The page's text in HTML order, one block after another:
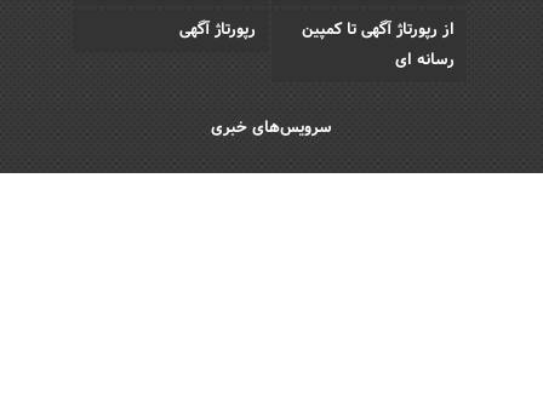
از رپورتاژ آگهی تا کمپین
رسانه ای
رپورتاژ آگهی
سرویس‌های خبری